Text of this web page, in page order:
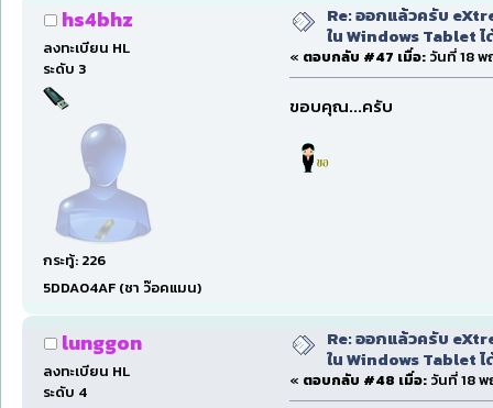
hs4bhz
ลงทะเบียน HL
ระดับ 3
กระทู้: 226
5DDA04AF (ชา ว๊อคแมน)
Re: ออกแล้วครับ
ใน Windows Tablet
« ตอบกลับ #47 เมื่อ: วันที่ 18 พ
ขอบคุณ...ครับ
lunggon
ลงทะเบียน HL
ระดับ 4
Re: ออกแล้วครับ
ใน Windows Tablet
« ตอบกลับ #48 เมื่อ: วันที่ 18